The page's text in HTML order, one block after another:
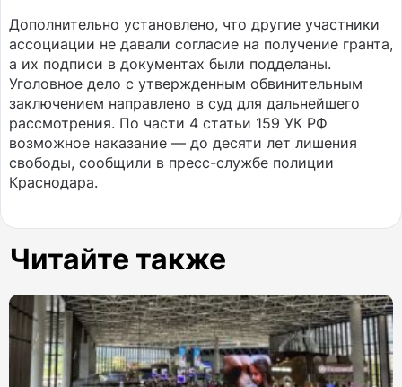
Дополнительно установлено, что другие участники
ассоциации не давали согласие на получение гранта,
а их подписи в документах были подделаны.
Уголовное дело с утвержденным обвинительным
заключением направлено в суд для дальнейшего
рассмотрения. По части 4 статьи 159 УК РФ
возможное наказание — до десяти лет лишения
свободы, сообщили в пресс-службе полиции
Краснодара.
Читайте также